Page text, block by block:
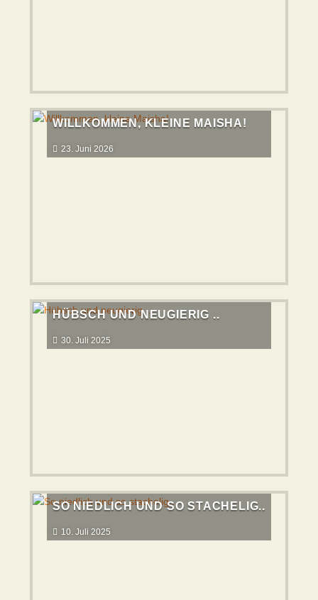
WILLKOMMEN, KLEINE MAISHA!
23. Juni 2026
HÜBSCH UND NEUGIERIG ..
30. Juli 2025
SO NIEDLICH UND SO STACHELIG..
10. Juli 2025